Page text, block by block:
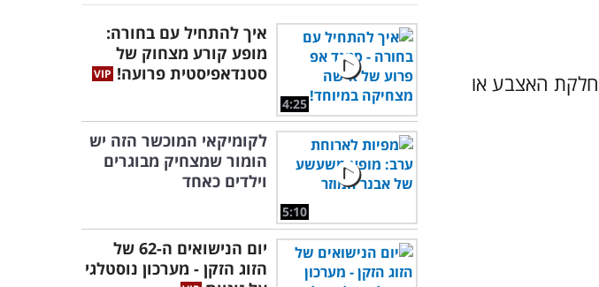
האצבע או
4:25
איך להתחיל עם בחורה:
מופע קורע מצחוק של
סטנדאפיסטית פרועה!
5:10
לקומיקאי המוכשר הזה יש
הומור שמצחיק מבוגרים
וילדים כאחד
יום הנישואים ה-62 של
הזוג הזקן - מערכון נוסטלגי